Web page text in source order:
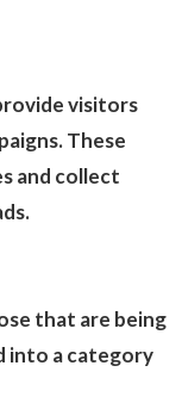
visitors
These
and collect
that are being
into a category